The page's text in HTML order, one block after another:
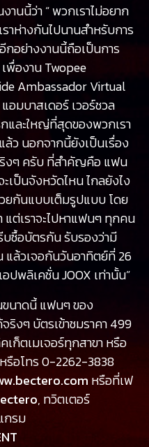
นนี้ว่า “ พวกเราไม่อยาก
าห่างกันไปนานสำหรับการ
อย่างงานนี้ถือเป็นการ
พื่องาน Twopee
Ambassador Virtual
อมบาสเดอร์ เวอร์ชวล
และใหญ่ที่สุดของพวกเรา
ว นอกจากนี้ยังเป็นเรื่อง
งๆ ครับ ที่สำคัญคือ แฟน
เป็นจังหวัดไหน ไกลยังไง
ยกันแบบเต็มรูปแบบ โดย
แต่เราจะไปหาแฟนๆ ทุกคน
บซื้อบัตรกัน รับรองว่ามี
แล้วเจอกันวันอาทิตย์ที่ 26
พลิเคชั่น JOOX เท่านั้น”
นาดนี้ แฟนๆ ของ
ริงๆ บัตรเข้าชมราคา 499
ก็ตเมเจอร์ทุกสาขา หรือ
หรือโทร 0-2262-3838
หรือที่เฟ
, ทวิตเตอร์
กรม